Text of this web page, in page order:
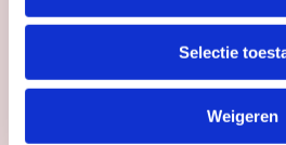
Selectie
Weigeren